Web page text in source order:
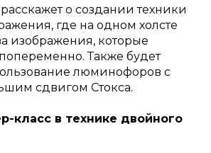
о создании техники
где на одном холсте
изображения, которые
Также будет
люминофоров с
сдвигом Стокса.
класс в технике двойного